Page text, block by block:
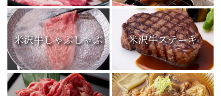
米沢牛しゃぶしゃぶ 米沢牛ステーキ